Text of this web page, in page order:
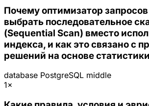
Почему оптимизатор
выбрать последовательное
(Sequential Scan) вместо
индекса, и как это связано с
решений на основе
database PostgreSQL middle
1×